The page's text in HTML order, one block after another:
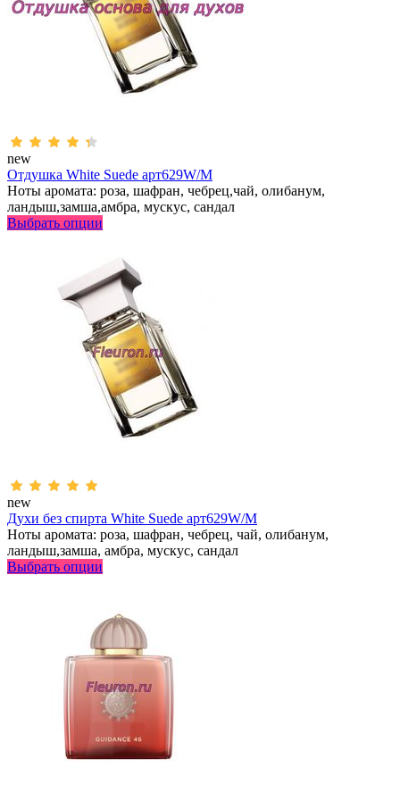
new
Отдушка White Suede арт629W/M
Ноты аромата: роза, шафран, чебрец,чай, олибанум,
ландыш,замша,амбра, мускус, сандал
Выбрать опции
new
Духи без спирта White Suede арт629W/M
Ноты аромата: роза, шафран, чебрец, чай, олибанум,
ландыш,замша, амбра, мускус, сандал
Выбрать опции